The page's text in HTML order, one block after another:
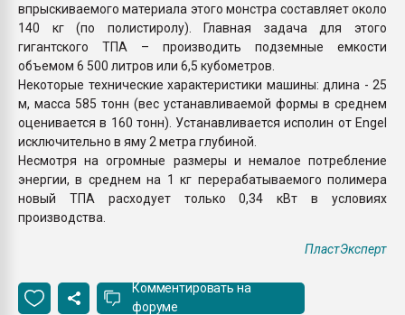
впрыскиваемого материала этого монстра составляет около
140 кг (по полистиролу). Главная задача для этого
гигантского ТПА – производить подземные емкости
объемом 6 500 литров или 6,5 кубометров.
Некоторые технические характеристики машины: длина - 25
м, масса 585 тонн (вес устанавливаемой формы в среднем
оценивается в 160 тонн). Устанавливается исполин от Engel
исключительно в яму 2 метра глубиной.
Несмотря на огромные размеры и немалое потребление
энергии, в среднем на 1 кг перерабатываемого полимера
новый ТПА расходует только 0,34 кВт в условиях
производства.
ПластЭксперт
Комментировать на
форуме